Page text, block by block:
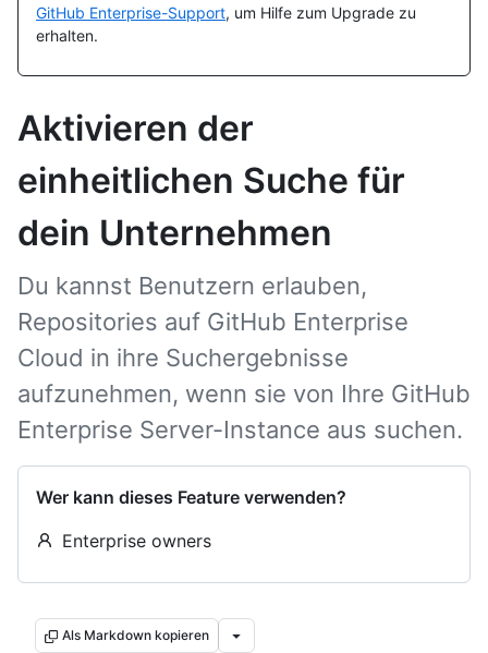
GitHub Enterprise-Support, um Hilfe zum Upgrade zu
erhalten.
Aktivieren der
einheitlichen Suche für
dein Unternehmen
Du kannst Benutzern erlauben,
Repositories auf GitHub Enterprise
Cloud in ihre Suchergebnisse
aufzunehmen, wenn sie von Ihre GitHub
Enterprise Server-Instance aus suchen.
Wer kann dieses Feature verwenden?
Enterprise owners
Als Markdown kopieren